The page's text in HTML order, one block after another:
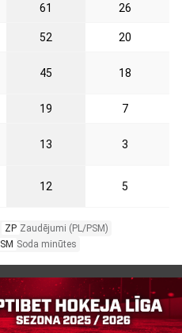
61 26
52 20
45 18
19 7
13 3
12 5
ZP Zaudējumi (PL/PSM)
SM Soda minūtes